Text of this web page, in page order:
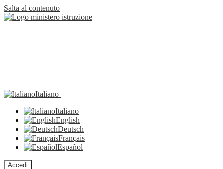
Salta al contenuto
Italiano
Italiano
English
Deutsch
Français
Español
Accedi